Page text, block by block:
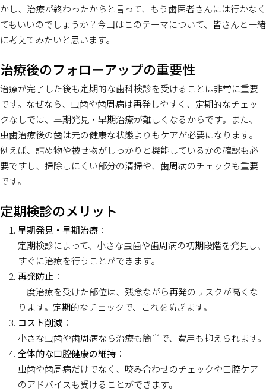
かし、治療が終わったからと言って、もう歯医者さんには行かなく
てもいいのでしょうか？今回はこのテーマについて、皆さんと一緒
に考えてみたいと思います。
治療後のフォローアップの重要性
治療が完了した後も定期的な歯科検診を受けることは非常に重要
です。なぜなら、虫歯や歯周病は再発しやすく、定期的なチェッ
クなしでは、早期発見・早期治療が難しくなるからです。また、
虫歯治療後の歯は元の健康な状態よりもケアが必要になります。
例えば、詰め物や被せ物がしっかりと機能しているかの確認も必
要ですし、掃除しにくい部分の清掃や、歯周病のチェックも重要
です。
定期検診のメリット
早期発見・早期治療 ：
定期検診によって、小さな虫歯や歯周病の初期段階を発見し、
すぐに治療を行うことができます。
再発防止 ：
一度治療を受けた部位は、残念ながら再発のリスクが高くな
ります。定期的なチェックで、これを防ぎます。
コスト削減 ：
小さな虫歯や歯周病なら治療も簡単で、費用も抑えられます。
全体的な口腔健康の維持 ：
虫歯や歯周病だけでなく、咬み合わせのチェックや口腔ケア
のアドバイスも受けることができます。